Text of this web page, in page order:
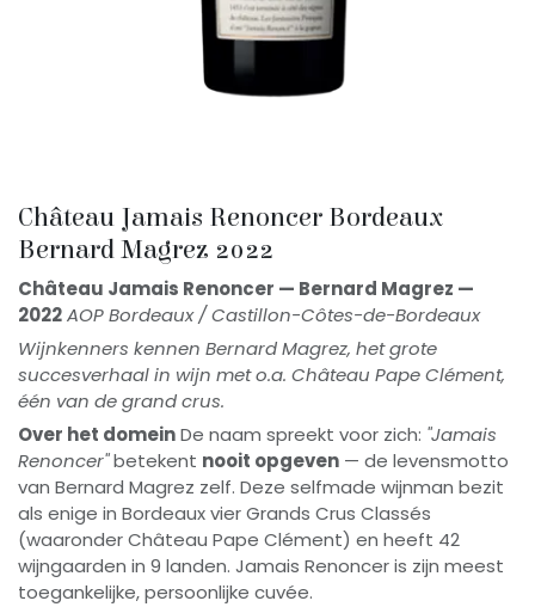
Château Jamais Renoncer Bordeaux
Bernard Magrez 2022
Château Jamais Renoncer — Bernard Magrez —
2022AOP Bordeaux / Castillon-Côtes-de-Bordeaux
Wijnkenners kennen Bernard Magrez, het grote
succesverhaal in wijn met o.a. Château Pape Clément,
één van de grand crus.
Over het domeinDe naam spreekt voor zich: "Jamais
Renoncer"betekent nooit opgeven — de levensmotto
van Bernard Magrez zelf. Deze selfmade wijnman bezit
als enige in Bordeaux vier Grands Crus Classés
(waaronder Château Pape Clément) en heeft 42
wijngaarden in 9 landen. Jamais Renoncer is zijn meest
toegankelijke, persoonlijke cuvée.